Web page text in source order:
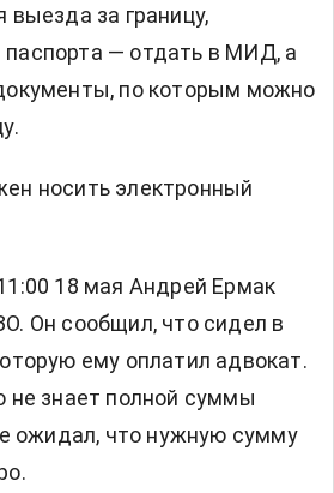
выезда за границу,
— отдать в МИД, а
по которым можно
носить электронный
18 мая Андрей Ермак
Он сообщил, что сидел в
ему оплатил адвокат.
не знает полной суммы
ожидал, что нужную сумму